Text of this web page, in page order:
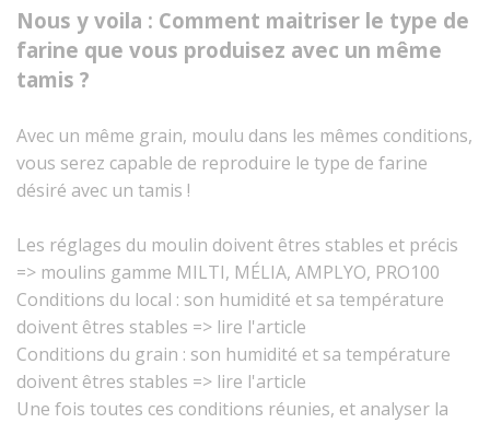
Nous y voila : Comment maitriser le type de
farine que vous produisez avec un même
tamis ?
Avec un même grain, moulu dans les mêmes conditions,
vous serez capable de reproduire le type de farine
désiré avec un tamis !
Les réglages du moulin doivent êtres stables et précis
=> moulins gamme MILTI, MÉLIA, AMPLYO, PRO100
Conditions du local : son humidité et sa température
doivent êtres stables => lire l'article
Conditions du grain : son humidité et sa température
doivent êtres stables => lire l'article
Une fois toutes ces conditions réunies, et analyser la